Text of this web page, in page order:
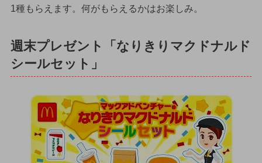
1種もらえます。何がもらえるかはお楽しみ。
週末プレゼント「なりきりマクドナルド
シールセット」